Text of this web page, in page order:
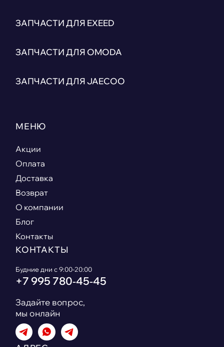
ЗАПЧАСТИ ДЛЯ EXEED
ЗАПЧАСТИ ДЛЯ OMODA
ЗАПЧАСТИ ДЛЯ JAECOO
МЕНЮ
Акции
Оплата
Доставка
Возврат
О компании
Блог
Контакты
КОНТАКТЫ
Будние дни с 9:00-20:00
+7 995 780‑45‑45
Задайте вопрос,
мы онлайн